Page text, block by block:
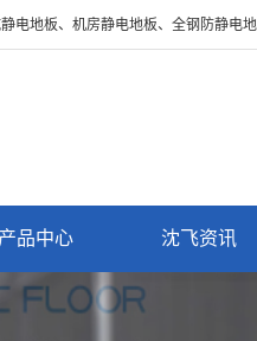
、机房静电地板、全钢防静电地板、
产品中心 沈飞资讯